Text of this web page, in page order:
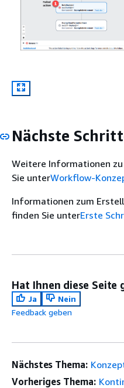
Nächste
Weitere Informationen
Sie unterWorkflow-
Informationen zum
finden Sie unterErste
Hat Ihnen diese Seite
Ja
Nein
Feedback geben
Nächstes Thema:
Vorheriges Thema: